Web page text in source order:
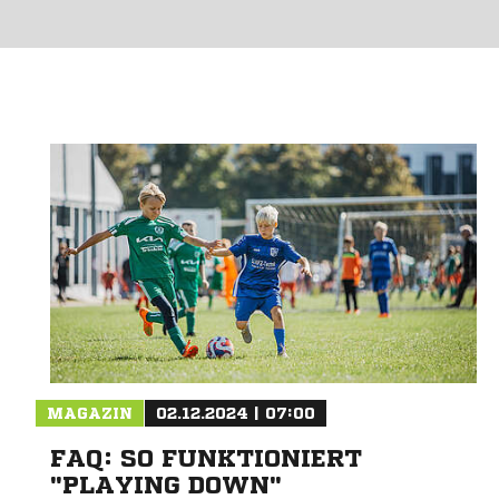
MAGAZIN 02.12.2024 | 07:00
FAQ: SO FUNKTIONIERT
"PLAYING DOWN"